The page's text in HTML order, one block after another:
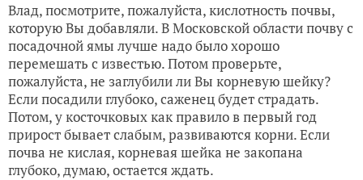
Влад, посмотрите, пожалуйста, кислотность почвы,
которую Вы добавляли. В Московской области почву с
посадочной ямы лучше надо было хорошо
перемешать с известью. Потом проверьте,
пожалуйста, не заглубили ли Вы корневую шейку?
Если посадили глубоко, саженец будет страдать.
Потом, у косточковых как правило в первый год
прирост бывает слабым, развиваются корни. Если
почва не кислая, корневая шейка не закопана
глубоко, думаю, остается ждать.